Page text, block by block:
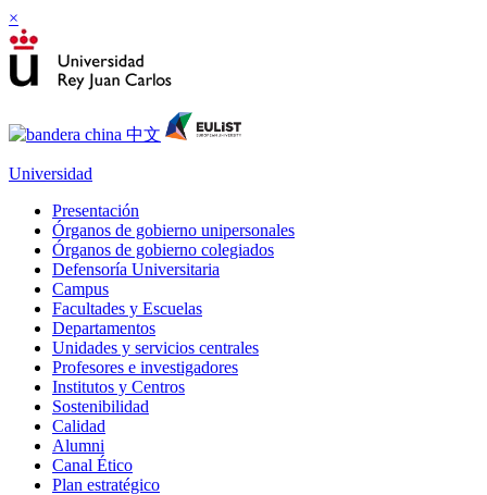
×
Universidad
Presentación
Órganos de gobierno unipersonales
Órganos de gobierno colegiados
Defensoría Universitaria
Campus
Facultades y Escuelas
Departamentos
Unidades y servicios centrales
Profesores e investigadores
Institutos y Centros
Sostenibilidad
Calidad
Alumni
Canal Ético
Plan estratégico